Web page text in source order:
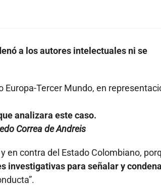
a los autores intelectuales ni se
Europa-Tercer Mundo, en
analizara este caso.
Correa de Andreis
en contra del Estado Colombiano,
investigativas para señalar y